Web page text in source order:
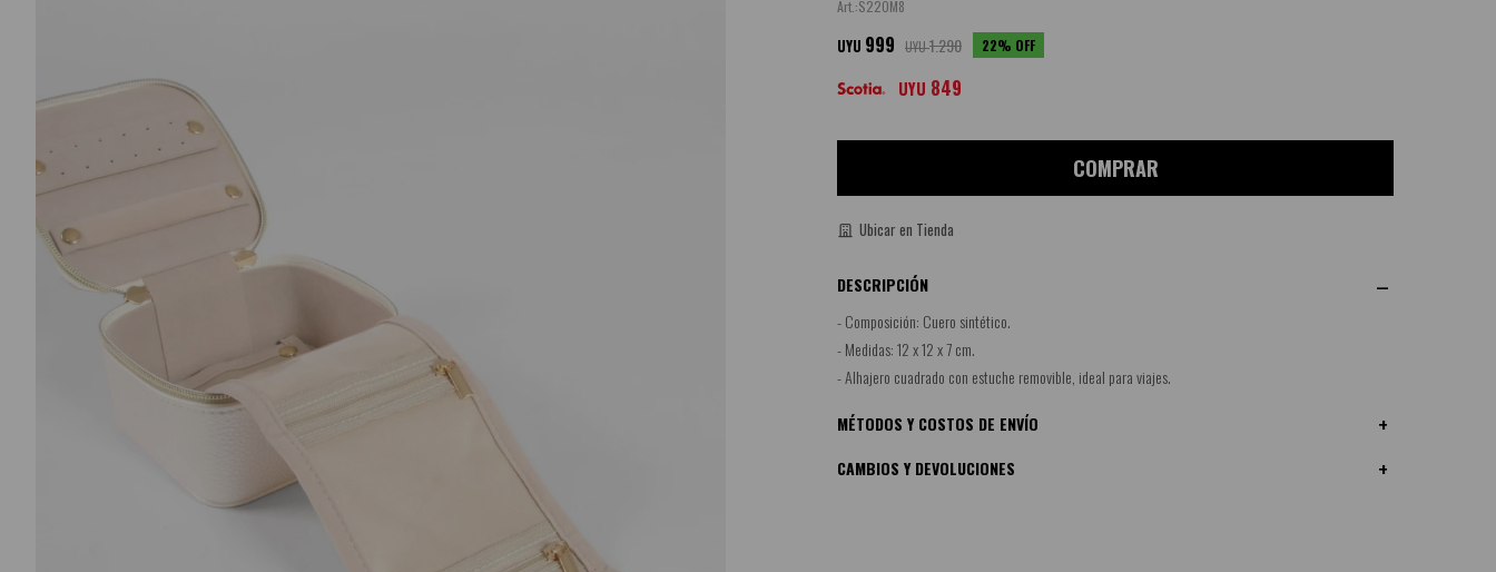
S22OM8
UYU 999 UYU1.290 22
UYU 849
COMPRAR
Ubicar en Tienda
DESCRIPCIÓN
- Composición: Cuero sintético.
- Medidas: 12 x 12 x 7 cm.
- Alhajero cuadrado con estuche removible, ideal para viajes.
MÉTODOS Y COSTOS DE ENVÍO
CAMBIOS Y DEVOLUCIONES